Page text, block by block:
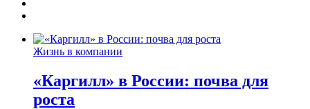
Жизнь в компании
«Каргилл» в России: почва для
роста